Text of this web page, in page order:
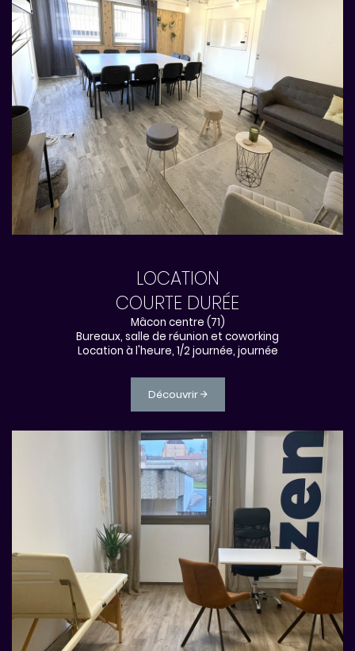
LOCATION
COURTE DURÉE
Mâcon centre (71)
Bureaux, salle de réunion et coworking
Location à l'heure, 1/2 journée, journée
Découvrir